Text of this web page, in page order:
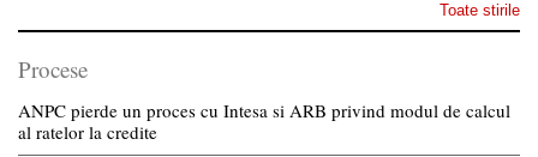
Toate stirile
Procese
ANPC pierde un proces cu Intesa si ARB privind modul de calcul
al ratelor la credite